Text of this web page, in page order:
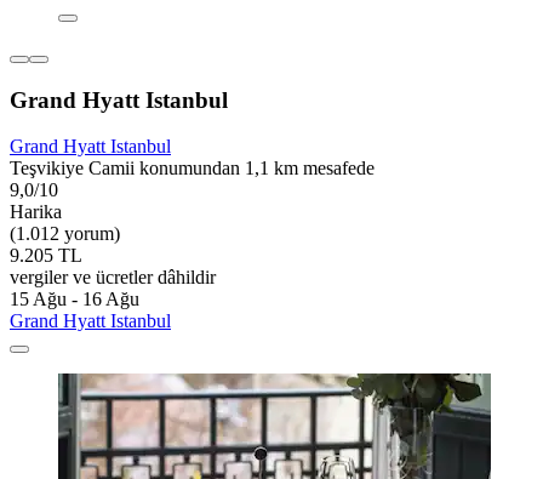
Grand Hyatt Istanbul
Grand Hyatt Istanbul
Teşvikiye Camii konumundan 1,1 km mesafede
9,0/10
Harika
(1.012 yorum)
9.205 TL
vergiler ve ücretler dâhildir
15 Ağu - 16 Ağu
Grand Hyatt Istanbul